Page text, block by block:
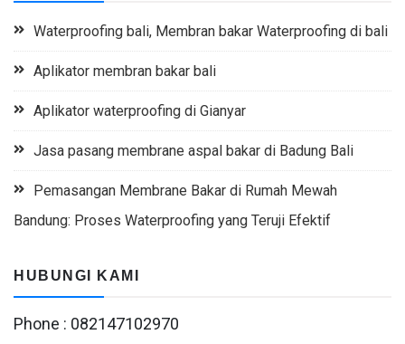
Waterproofing bali, Membran bakar Waterproofing di bali
Aplikator membran bakar bali
Aplikator waterproofing di Gianyar
Jasa pasang membrane aspal bakar di Badung Bali
Pemasangan Membrane Bakar di Rumah Mewah
Bandung: Proses Waterproofing yang Teruji Efektif
HUBUNGI KAMI
Phone : 082147102970